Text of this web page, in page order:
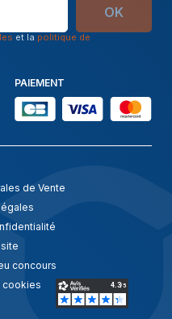
OK
et la politique de
PAIEMENT
de Vente
concours
cookies